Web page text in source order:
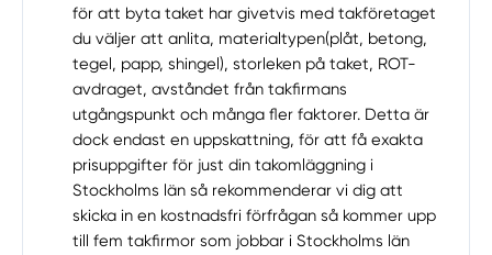
för att byta taket har givetvis med takföretaget
du väljer att anlita, materialtypen(plåt, betong,
tegel, papp, shingel), storleken på taket, ROT-
avdraget, avståndet från takfirmans
utgångspunkt och många fler faktorer. Detta är
dock endast en uppskattning, för att få exakta
prisuppgifter för just din takomläggning i
Stockholms län så rekommenderar vi dig att
skicka in en kostnadsfri förfrågan så kommer upp
till fem takfirmor som jobbar i Stockholms län